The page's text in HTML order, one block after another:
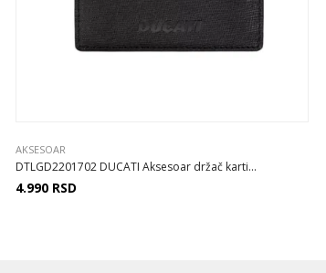
AKSESOAR
DTLGD2201702 DUCATI Aksesoar držač karti...
4.990 RSD